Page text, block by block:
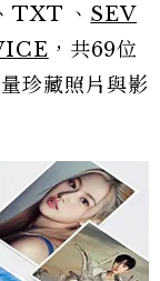
TXT 、 SEV
，共69位
珍藏照片與影